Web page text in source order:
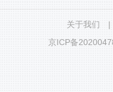
关于我们 |
京ICP备